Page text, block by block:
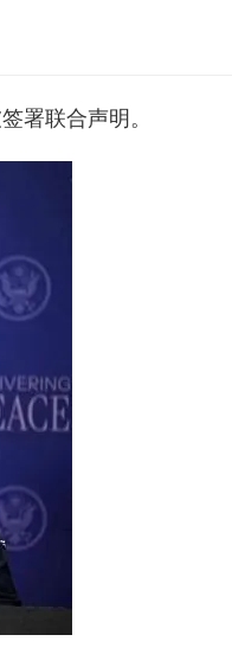
署联合声明。